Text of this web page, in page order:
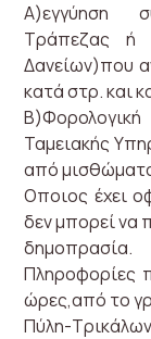
Α)εγγύηση
Τράπεζας ή
Δανείων)που
κατά στρ. και
Ταμειακής
από
Οποιος έχει
δεν μπορεί να
δημοπρασία.
Πληροφορίες
ώρες,από το
Πύλη-